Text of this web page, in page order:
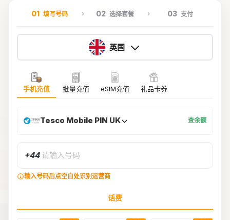
01 填写号码 02 选择套餐 03 支付
英国
手机充值 批量充值 eSIM充值 礼品卡券
Tesco Mobile PIN UK 查余额
+44 请输入号码
输入号码后点空白处识别运营商
话费